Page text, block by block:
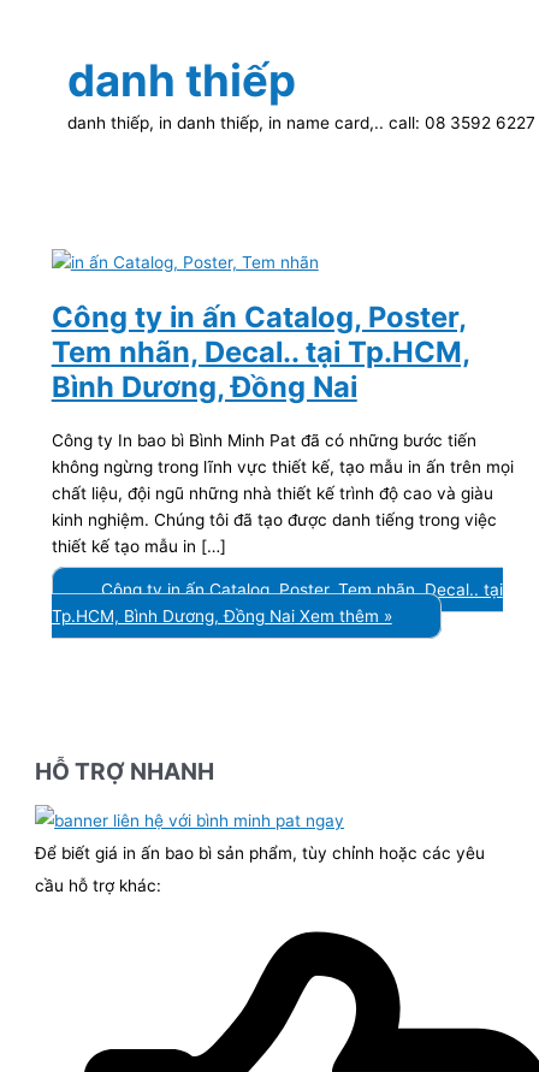
danh thiếp
danh thiếp, in danh thiếp, in name card,.. call: 08 3592 6227
Công ty in ấn Catalog, Poster,
Tem nhãn, Decal.. tại Tp.HCM,
Bình Dương, Đồng Nai
Công ty In bao bì Bình Minh Pat đã có những bước tiến
không ngừng trong lĩnh vực thiết kế, tạo mẫu in ấn trên mọi
chất liệu, đội ngũ những nhà thiết kế trình độ cao và giàu
kinh nghiệm. Chúng tôi đã tạo được danh tiếng trong việc
thiết kế tạo mẫu in […]
Công ty in ấn Catalog, Poster, Tem nhãn, Decal.. tại
Tp.HCM, Bình Dương, Đồng NaiXem thêm »
HỖ TRỢ NHANH
Để biết giá in ấn bao bì sản phẩm, tùy chỉnh hoặc các yêu
cầu hỗ trợ khác: